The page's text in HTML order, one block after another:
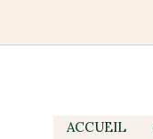
ACCUEIL